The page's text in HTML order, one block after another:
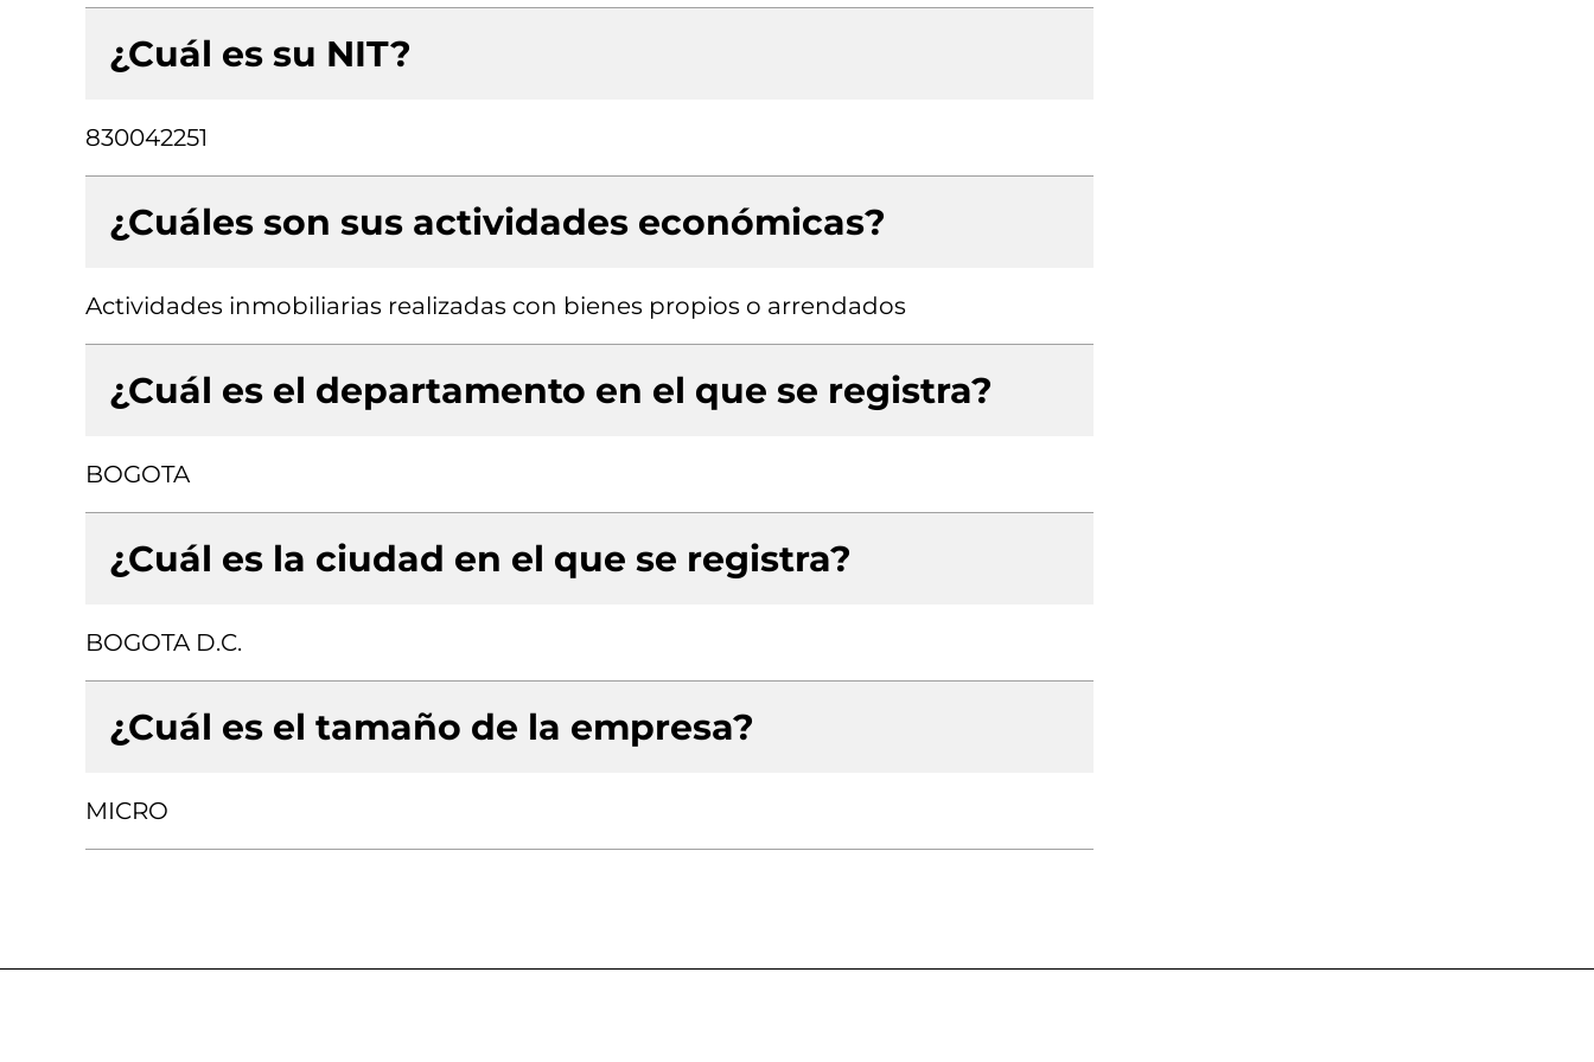
¿Cuál es su NIT?
830042251
¿Cuáles son sus actividades económicas?
Actividades inmobiliarias realizadas con bienes propios o arrendados
¿Cuál es el departamento en el que se registra?
BOGOTA
¿Cuál es la ciudad en el que se registra?
BOGOTA D.C.
¿Cuál es el tamaño de la empresa?
MICRO